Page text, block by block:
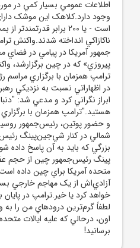
اطلاعات عمومي بسيار کمي در
است - يا 200 برابر
ناکازاکي انداخته شدند.واکنش
جمهور آمريکا در پيامي در فضاي
پيروزي» که در چين برگزارشد،
ترامپ همزمان با برگزاري مراسم
در اظهاراتي نسبت به نزديکي
ابراز نگراني کرد و مدعي شد:
هستيد."ترامپ همزمان با
و حضور پوتين، رئيس‌جمهور
شمالي در کنار شي‌جين‌پينگ
بزرگي که بايد به آن پاسخ
پينگ رئيس‌جمهور چين از حجم
متحده آمريکا براي چين داده
آزادي‌اش از يک مهاجم خارجي
خواهد کرد يا خير.ترامپ در پايان
لطفاً گرم‌ترين درودهاي من را به
اون، درحالي که عليه ايالات
برسانيد!